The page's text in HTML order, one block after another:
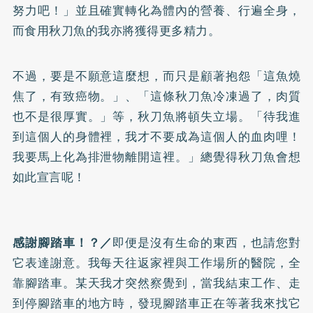
努力吧！」並且確實轉化為體內的營養、行遍全身，
而食用秋刀魚的我亦將獲得更多精力。
不過，要是不願意這麼想，而只是顧著抱怨「這魚燒
焦了，有致癌物。」、「這條秋刀魚冷凍過了，肉質
也不是很厚實。」等，秋刀魚將頓失立場。「待我進
到這個人的身體裡，我才不要成為這個人的血肉哩！
我要馬上化為排泄物離開這裡。」總覺得秋刀魚會想
如此宣言呢！
感謝腳踏車！？／即便是沒有生命的東西，也請您對
它表達謝意。我每天往返家裡與工作場所的醫院，全
靠腳踏車。某天我才突然察覺到，當我結束工作、走
到停腳踏車的地方時，發現腳踏車正在等著我來找它